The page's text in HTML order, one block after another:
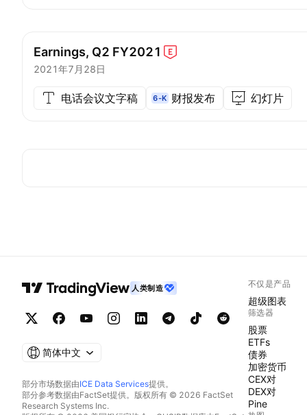
Earnings, Q2 FY2021
2021年7月28日
电话会议文字稿 6-K 财报发布 幻灯片
人类制造
简体中文
部分市场数据由ICE Data Services提供。
部分参考数据由FactSet提供。版权所有 © 2026 FactSet
Research Systems Inc.
不仅是产品
超级图表
筛选器
股票
ETFs
债券
加密货币
CEX对
DEX对
Pine